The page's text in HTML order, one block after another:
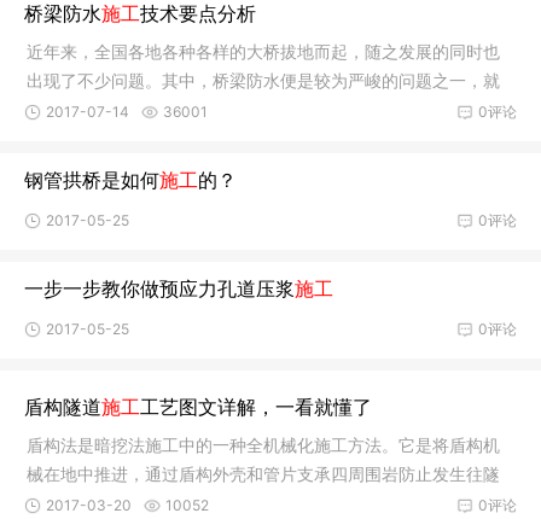
桥梁防水施工技术要点分析
近年来，全国各地各种各样的大桥拔地而起，随之发展的同时也
出现了不少问题。其中，桥梁防水便是较为严峻的问题之一，就
当前已经
0评论
2017-07-14 36001
钢管拱桥是如何施工的？
0评论
2017-05-25
一步一步教你做预应力孔道压浆施工
0评论
2017-05-25
盾构隧道施工工艺图文详解，一看就懂了
盾构法是暗挖法施工中的一种全机械化施工方法。它是将盾构机
械在地中推进，通过盾构外壳和管片支承四周围岩防止发生往隧
道内的坍
0评论
2017-03-20 10052